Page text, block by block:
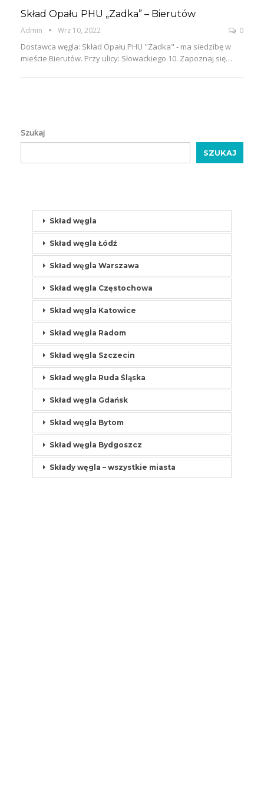
Skład Opału PHU „Zadka” – Bierutów
Admin Wrz 10, 2022 0
Dostawca węgla: Skład Opału PHU "Zadka" - ma siedzibę w
mieście Bierutów. Przy ulicy: Słowackiego 10. Zapoznaj się…
Szukaj
SZUKAJ
Skład węgla
Skład węgla Łódź
Skład węgla Warszawa
Skład węgla Częstochowa
Skład węgla Katowice
Skład węgla Radom
Skład węgla Szczecin
Skład węgla Ruda Śląska
Skład węgla Gdańsk
Skład węgla Bytom
Skład węgla Bydgoszcz
Składy węgla – wszystkie miasta